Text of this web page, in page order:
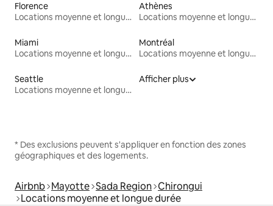
Florence
Locations moyenne et longue durée
Athènes
Locations moyenne et longue durée
Miami
Locations moyenne et longue durée
Montréal
Locations moyenne et longue durée
Seattle
Locations moyenne et longue durée
Afficher plus
* Des exclusions peuvent s'appliquer en fonction des zones
géographiques et des logements.
Airbnb Mayotte Sada Region Chirongui
Locations moyenne et longue durée